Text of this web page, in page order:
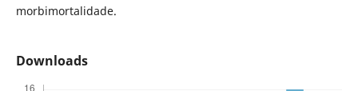
morbimortalidade.
Downloads